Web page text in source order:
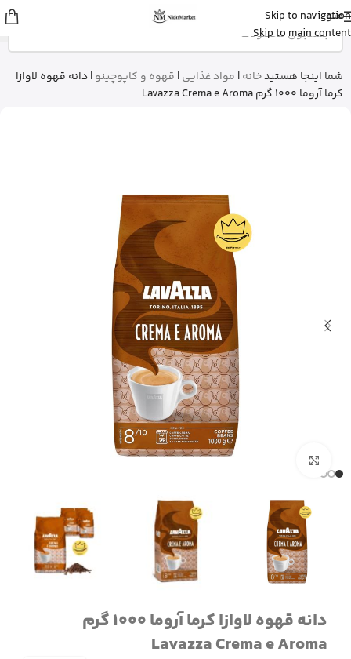
Skip to navigation
Skip to main content
منو
شما اینجا هستیدخانه| مواد غذایی| قهوه و کاپوچینو|دانه قهوه لاوازا
کرما آروما 1000 گرم Lavazza Crema e Aroma
برای بزرگنمایی کلیک کنید
دانه قهوه لاوازا کرما آروما 1000 گرم
Lavazza Crema e Aroma
شایلیاز تهران
ژل شستشوی بدن ویکتوریا سکرت رو
3 دقیقه پیش